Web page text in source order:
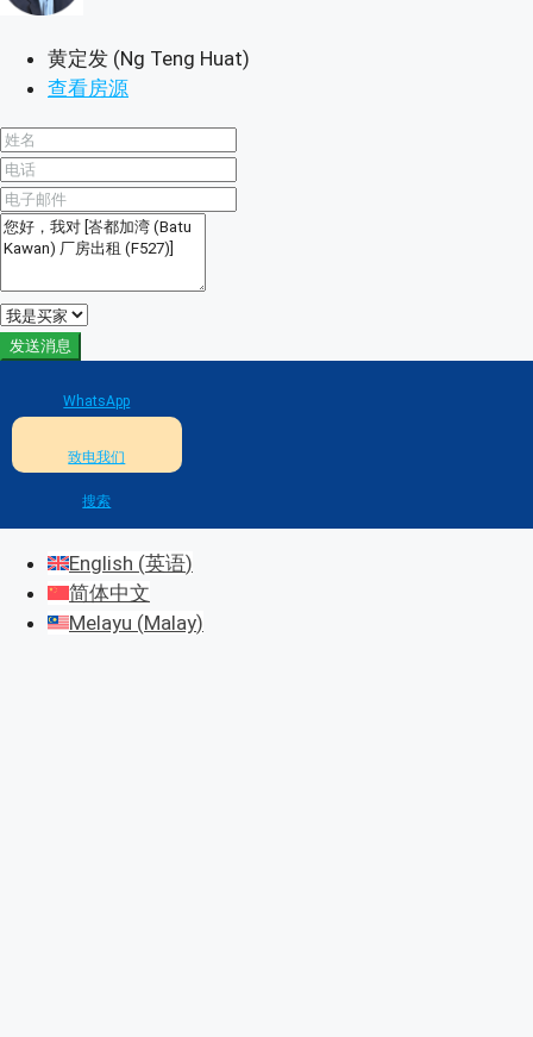
黄定发 (Ng Teng Huat)
查看房源
发送消息
WhatsApp
致电我们
搜索
English (英语)
简体中文
Melayu (Malay)